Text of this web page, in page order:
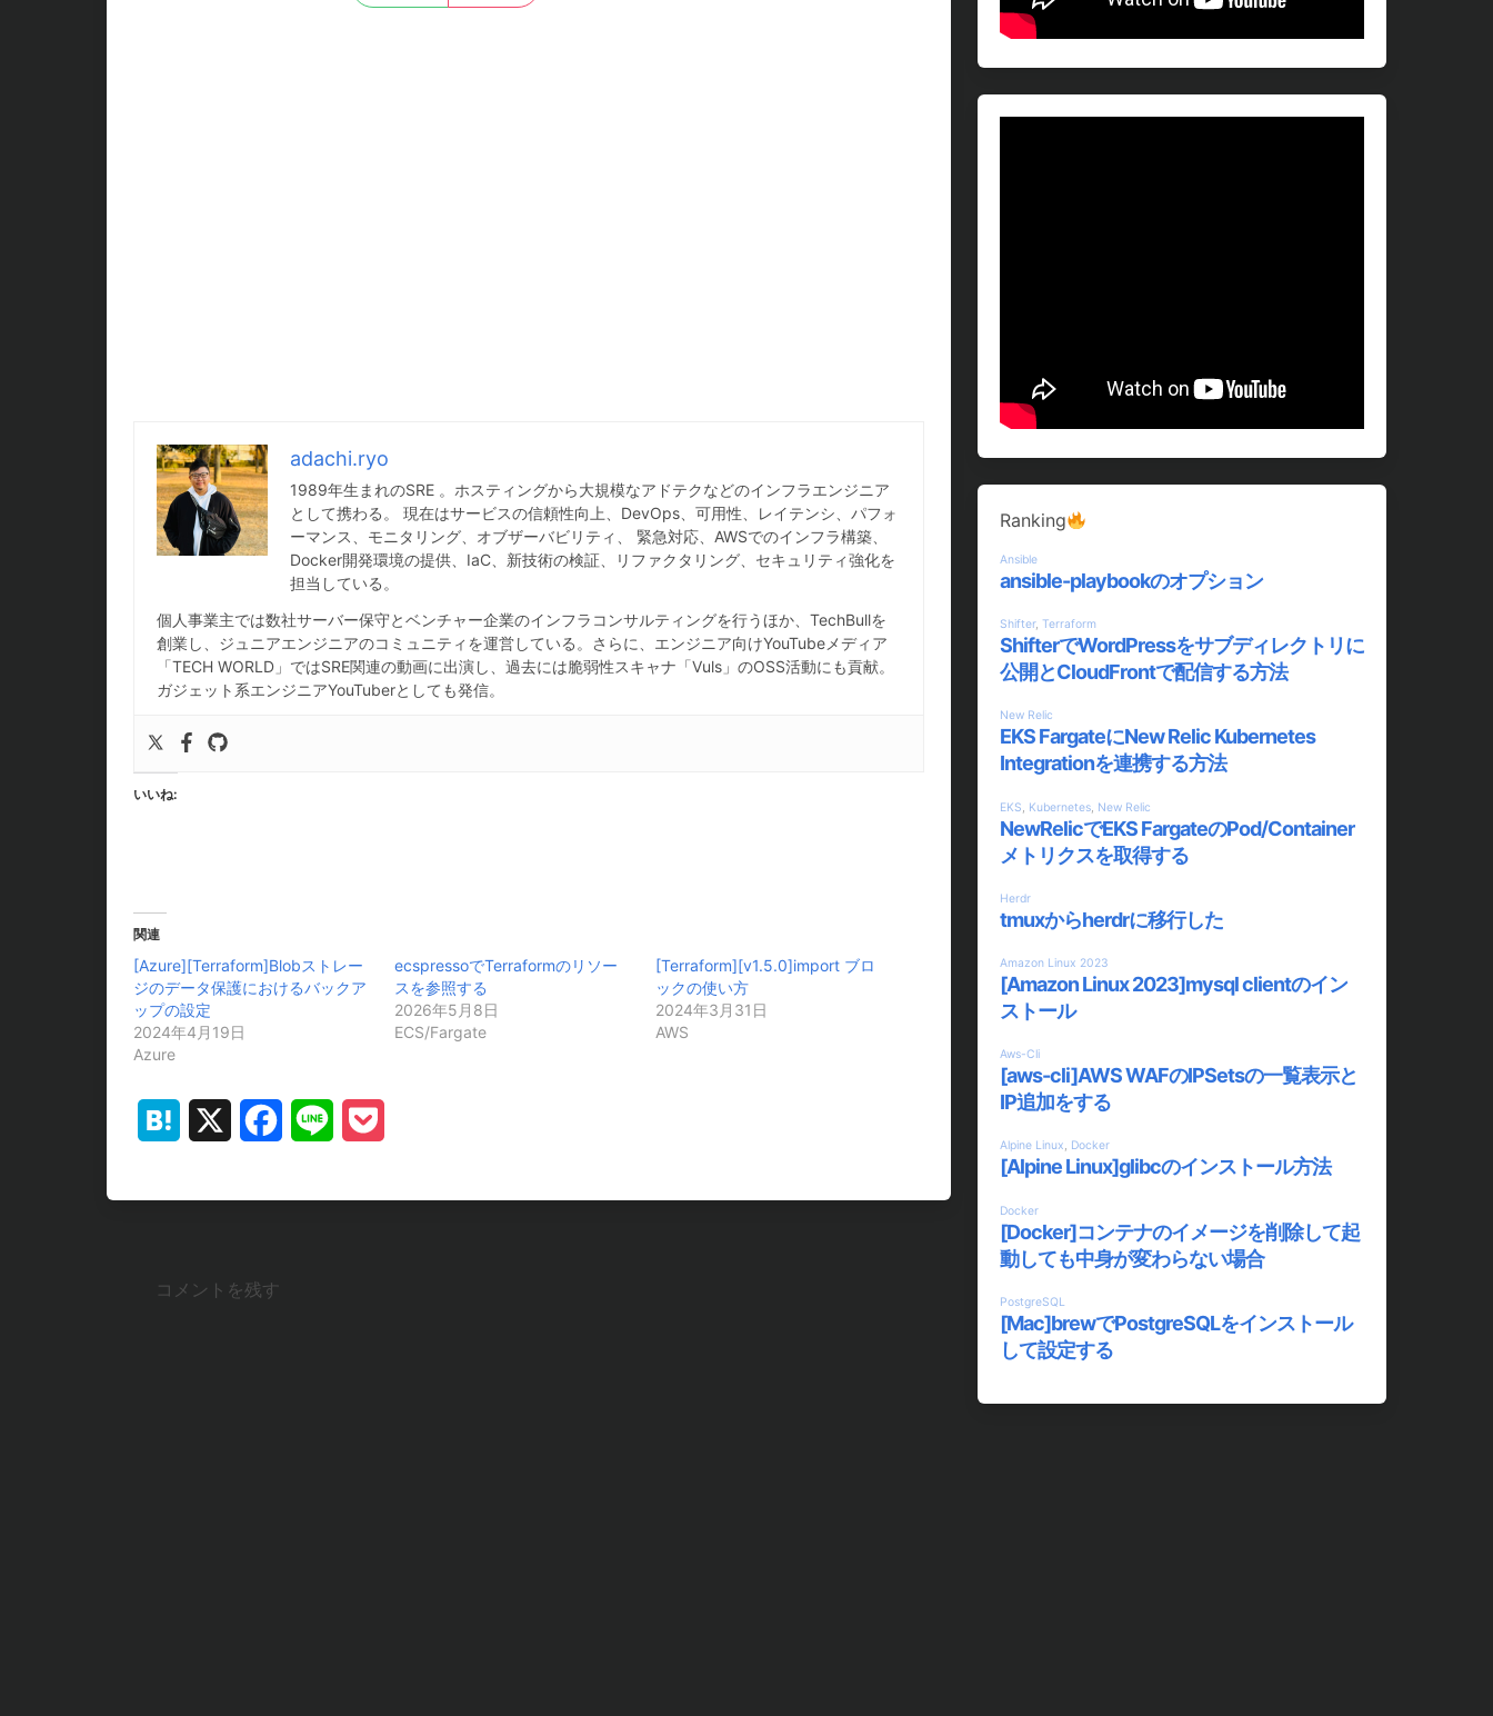
adachi.ryo
1989年生まれのSRE 。ホスティングから大規模なアドテクなどのインフラエンジニア
として携わる。 現在はサービスの信頼性向上、DevOps、可用性、レイテンシ、パフォ
ーマンス、モニタリング、オブザーバビリティ、 緊急対応、AWSでのインフラ構築、
Docker開発環境の提供、IaC、新技術の検証、リファクタリング、セキュリティ強化を
担当している。
個人事業主では数社サーバー保守とベンチャー企業のインフラコンサルティングを行うほか、TechBullを
創業し、ジュニアエンジニアのコミュニティを運営している。さらに、エンジニア向けYouTubeメディア
「TECH WORLD」ではSRE関連の動画に出演し、過去には脆弱性スキャナ「Vuls」のOSS活動にも貢献。
ガジェット系エンジニアYouTuberとしても発信。
いいね:
関連
[Azure][Terraform]Blobストレー
ジのデータ保護におけるバックア
ップの設定
2024年4月19日
Azure
ecspressoでTerraformのリソー
スを参照する
2026年5月8日
ECS/Fargate
[Terraform][v1.5.0]import ブロ
ックの使い方
2024年3月31日
AWS
Hatena Facebook
Line
コメントを残す
Ranking